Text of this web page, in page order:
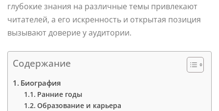
глубокие знания на различные темы привлекают
читателей, а его искренность и открытая позиция
вызывают доверие у аудитории.
Содержание
Биография
Ранние годы
Образование и карьера